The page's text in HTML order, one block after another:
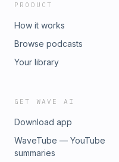
PRODUCT
How it works
Browse podcasts
Your library
GET WAVE AI
Download app
WaveTube — YouTube
summaries